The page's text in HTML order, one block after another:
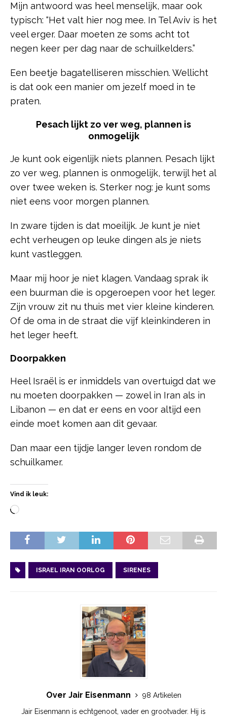
Mijn antwoord was heel menselijk, maar ook
typisch: “Het valt hier nog mee. In Tel Aviv is het
veel erger. Daar moeten ze soms acht tot
negen keer per dag naar de schuilkelders.”
Een beetje bagatelliseren misschien. Wellicht
is dat ook een manier om jezelf moed in te
praten.
Pesach lijkt zo ver weg, plannen is
onmogelijk
Je kunt ook eigenlijk niets plannen. Pesach lijkt
zo ver weg, plannen is onmogelijk, terwijl het al
over twee weken is. Sterker nog: je kunt soms
niet eens voor morgen plannen.
In zware tijden is dat moeilijk. Je kunt je niet
echt verheugen op leuke dingen als je niets
kunt vastleggen.
Maar mij hoor je niet klagen. Vandaag sprak ik
een buurman die is opgeroepen voor het leger.
Zijn vrouw zit nu thuis met vier kleine kinderen.
Of de oma in de straat die vijf kleinkinderen in
het leger heeft.
Doorpakken
Heel Israël is er inmiddels van overtuigd dat we
nu moeten doorpakken — zowel in Iran als in
Libanon — en dat er eens en voor altijd een
einde moet komen aan dit gevaar.
Dan maar een tijdje langer leven rondom de
schuilkamer.
Vind ik leuk:
ISRAEL IRAN OORLOG SIRENES
Over Jair Eisenmann
98 Artikelen
Jair Eisenmann is echtgenoot, vader en grootvader. Hij is